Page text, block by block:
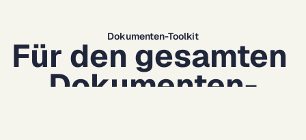
Dokumenten-Toolkit
Für den gesamten
Dokumenten-